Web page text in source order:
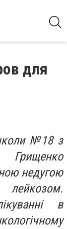
для
№18 з
недугою
лейкозом.
в